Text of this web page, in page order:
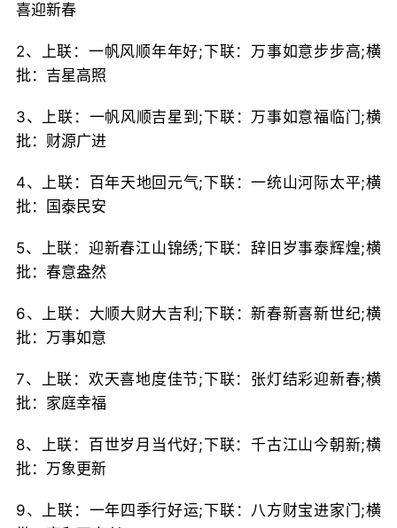
喜迎新春
2、上联：一帆风顺年年好;下联：万事如意步步高;横
批：吉星高照
3、上联：一帆风顺吉星到;下联：万事如意福临门;横
批：财源广进
4、上联：百年天地回元气;下联：一统山河际太平;横
批：国泰民安
5、上联：迎新春江山锦绣;下联：辞旧岁事泰辉煌;横
批：春意盎然
6、上联：大顺大财大吉利;下联：新春新喜新世纪;横
批：万事如意
7、上联：欢天喜地度佳节;下联：张灯结彩迎新春;横
批：家庭幸福
8、上联：百世岁月当代好;下联：千古江山今朝新;横
批：万象更新
9、上联：一年四季行好运;下联：八方财宝进家门;横